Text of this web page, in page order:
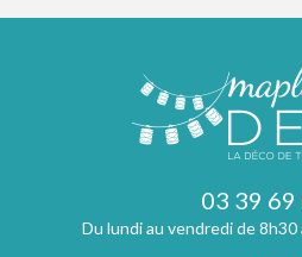
03 39 69
Du lundi au vendredi de